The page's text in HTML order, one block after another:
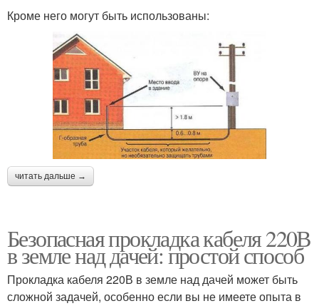
Кроме него могут быть использованы:
читать дальше →
Безопасная прокладка кабеля 220В
в земле над дачей: простой способ
Прокладка кабеля 220В в земле над дачей может быть
сложной задачей, особенно если вы не имеете опыта в